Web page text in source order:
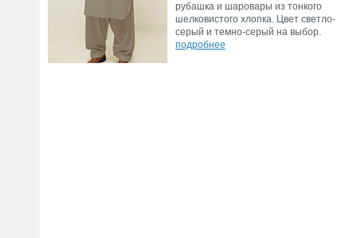
рубашка и шаровары из тонкого
шелковистого хлопка. Цвет светло-
серый и темно-серый на выбор.
подробнее